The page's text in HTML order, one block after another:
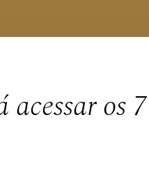
acessar os